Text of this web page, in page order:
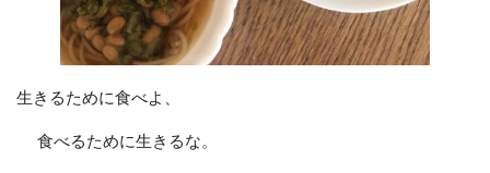
生きるために食べよ、
食べるために生きるな。